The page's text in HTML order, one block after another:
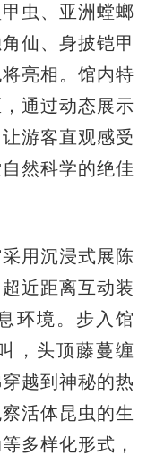
虫、亚洲螳螂
仙、身披铠甲
亮相。馆内特
通过动态展示
游客直观感受
然科学的绝佳
用沉浸式展陈
近距离互动装
环境。步入馆
，头顶藤蔓缠
越到神秘的热
活体昆虫的生
多样化形式，